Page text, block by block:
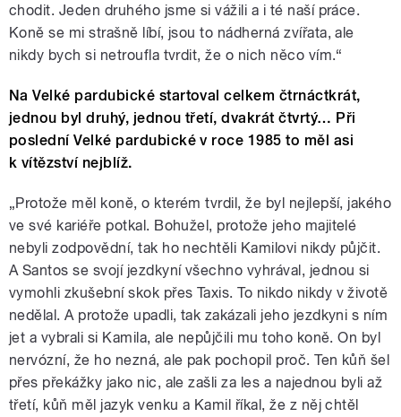
chodit. Jeden druhého jsme si vážili a i té naší práce.
Koně se mi strašně líbí, jsou to nádherná zvířata, ale
nikdy bych si netroufla tvrdit, že o nich něco vím.“
Na Velké pardubické startoval celkem čtrnáctkrát,
jednou byl druhý, jednou třetí, dvakrát čtvrtý… Při
poslední Velké pardubické v roce 1985 to měl asi
k vítězství nejblíž.
„Protože měl koně, o kterém tvrdil, že byl nejlepší, jakého
ve své kariéře potkal. Bohužel, protože jeho majitelé
nebyli zodpovědní, tak ho nechtěli Kamilovi nikdy půjčit.
A Santos se svojí jezdkyní všechno vyhrával, jednou si
vymohli zkušební skok přes Taxis. To nikdo nikdy v životě
nedělal. A protože upadli, tak zakázali jeho jezdkyni s ním
jet a vybrali si Kamila, ale nepůjčili mu toho koně. On byl
nervózní, že ho nezná, ale pak pochopil proč. Ten kůň šel
přes překážky jako nic, ale zašli za les a najednou byli až
třetí, kůň měl jazyk venku a Kamil říkal, že z něj chtěl